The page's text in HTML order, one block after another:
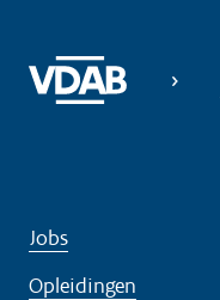
Jobs
Opleidingen